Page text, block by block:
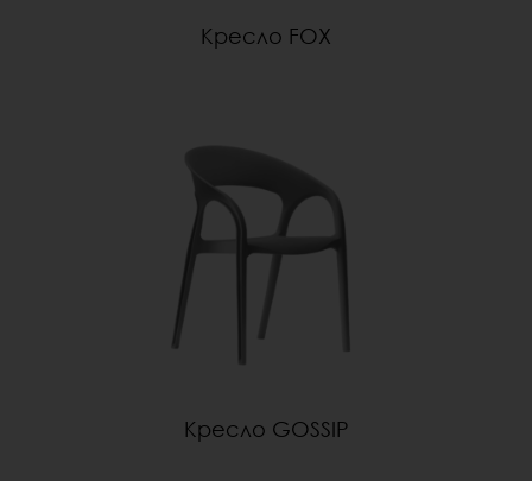
Кресло FOX
Кресло GOSSIP